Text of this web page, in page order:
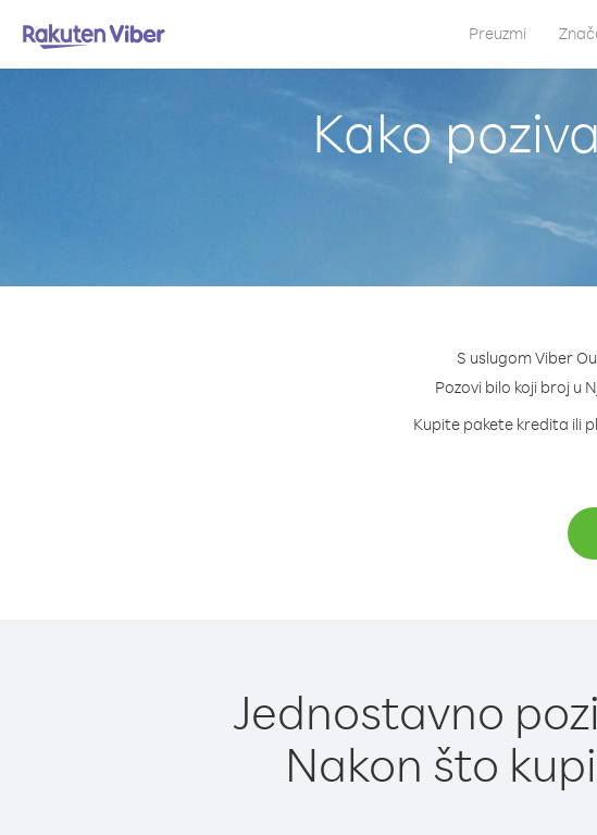
Preuzmi
Kako
S uslugom Viber
Pozovi bilo koji broj u
Kupite pakete kredita ili
Jednostavno
Nakon što